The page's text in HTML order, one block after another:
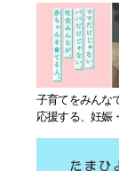
子育てをみんな
応援する、妊娠